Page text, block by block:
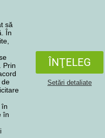
să
În
Prin
de
în
în
ÎNŢELEG
Setări detaliate